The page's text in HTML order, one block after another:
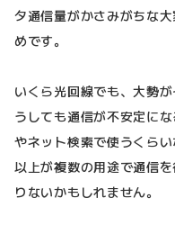
タ通信量がかさみがちな
めです。
いくら光回線でも、大勢
うしても通信が不安定に
やネット検索で使うくら
以上が複数の用途で通信
りないかもしれません。